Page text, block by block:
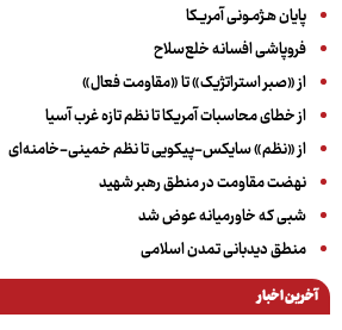
پایان هـژمـونی آمریـکا
فروپاشی افسانه خلع‌سلاح
از «صبر استراتژیک» تا «مقاومت فعال»
از خطای محاسبات آمریکا تا نظم تازه غرب آسیا
از «نظم» سایکس-پیکویی تا نظم خمینی-خامنه‌ای
نهضت مقاومت در منطق رهبر شهید
شبی که خاورمیانه عوض شد
منطق دیدبانی تمدن اسلامی
آخرین اخبار